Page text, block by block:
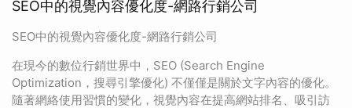
SEO中的視覺內容優化度-網路行銷公司
SEO中的視覺內容優化度-網路行銷公司
在現今的數位行銷世界中，SEO (Search Engine
Optimization，搜尋引擎優化) 不僅僅是關於文字內容的優化。
隨著網絡使用習慣的變化，視覺內容在提高網站排名、吸引訪